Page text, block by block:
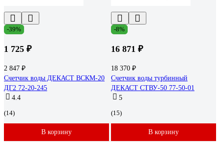
-39%
1 725 ₽
2 847 ₽
Счетчик воды ДЕКАСТ ВСКМ-20
ДГ2 72-20-245
4.4
(14)
В корзину
-8%
16 871 ₽
18 370 ₽
Счетчик воды турбинный
ДЕКАСТ СТВУ-50 77-50-01
5
(15)
В корзину